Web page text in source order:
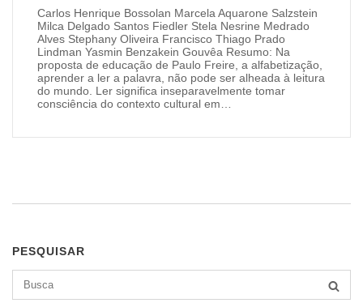
Carlos Henrique Bossolan Marcela Aquarone Salzstein
Milca Delgado Santos Fiedler Stela Nesrine Medrado
Alves Stephany Oliveira Francisco Thiago Prado
Lindman Yasmin Benzakein Gouvêa Resumo: Na
proposta de educação de Paulo Freire, a alfabetização,
aprender a ler a palavra, não pode ser alheada à leitura
do mundo. Ler significa inseparavelmente tomar
consciência do contexto cultural em…
PESQUISAR
for:
BUSCA